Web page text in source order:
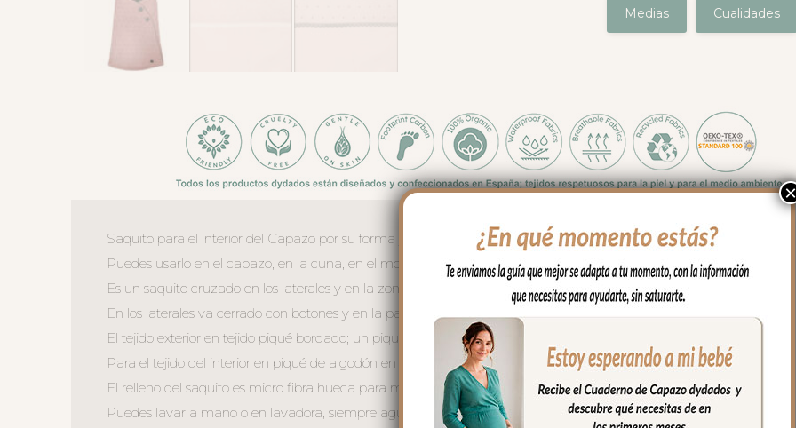
Medias Cualidades
Saquito para el interior del Capazo por su forma y medidas es apto para todos los capazos.
Puedes usarlo en el capazo, en la cuna, en el moisés, para llevar en brazos…
Es un saquito cruzado en los laterales y en la zona de cabecita con capucha, apto para todo tipo de capazos.
En los laterales va cerrado con botones y en la parte de abajo con cremallera para mayor seguridad.
El tejido exterior en tejido piqué bordado; un piqué de algodón. Puntilla al tono en todo el borde.
Para el tejido del interior en piqué de algodón en liso.
El relleno del saquito es micro fibra hueca para mayor confort del bebé y muy buena transpirabilidad.
Puedes lavar a mano o en lavadora, siempre agua fría, jabones no abrasivos y secado al natural.
×